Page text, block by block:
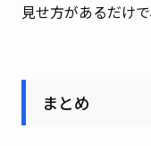
見せ方があるだけ
まとめ